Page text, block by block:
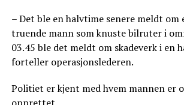
– Det ble en halvtime senere meldt om
truende mann som knuste bilruter i
03.45 ble det meldt om skadeverk i en
forteller operasjonslederen.
Politiet er kjent med hvem mannen er